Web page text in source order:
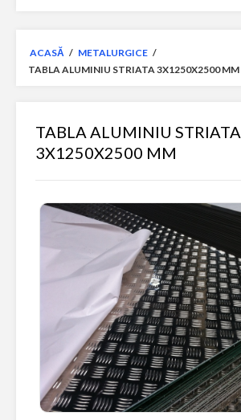
ACASĂ / METALURGICE /
TABLA ALUMINIU STRIATA 3X1250X2500 MM
TABLA ALUMINIU STRIATA
3X1250X2500 MM